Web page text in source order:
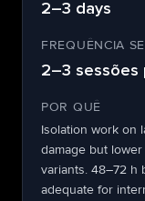
2–3 days
FREQUÊNCIA
2–3 sessões
POR QUÊ
Isolation work on
damage but
variants. 48–72 h
adequate for